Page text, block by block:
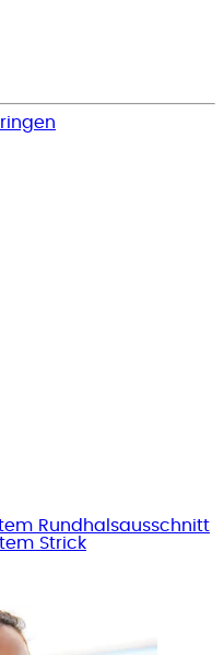
Rundhalsausschnitt
Strick